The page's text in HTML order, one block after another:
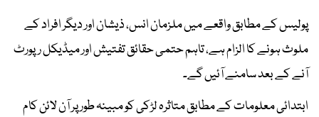
پولیس کے مطابق واقعے میں ملزمان انس، ذیشان اور دیگر افراد کے
ملوث ہونے کا الزام ہے، تاہم حتمی حقائق تفتیش اور میڈیکل رپورٹ
آنے کے بعد سامنے آئیں گے۔
ابتدائی معلومات کے مطابق متاثرہ لڑکی کو مبینہ طور پر آن لائن کام